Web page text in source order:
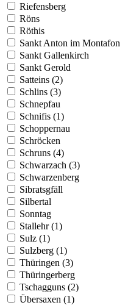
Riefensberg
Röns
Röthis
Sankt Anton im Montafon
Sankt Gallenkirch
Sankt Gerold
Satteins (2)
Schlins (3)
Schnepfau
Schnifis (1)
Schoppernau
Schröcken
Schruns (4)
Schwarzach (3)
Schwarzenberg
Sibratsgfäll
Silbertal
Sonntag
Stallehr (1)
Sulz (1)
Sulzberg (1)
Thüringen (3)
Thüringerberg
Tschagguns (2)
Übersaxen (1)